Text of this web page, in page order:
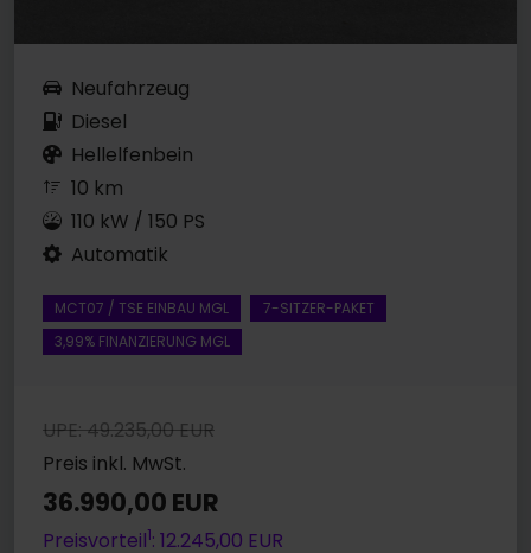
Neufahrzeug
Diesel
Hellelfenbein
10 km
110 kW / 150 PS
Automatik
MCT07 / TSE EINBAU MGL
7-SITZER-PAKET
3,99% FINANZIERUNG MGL
UPE: 49.235,00 EUR
Preis inkl. MwSt.
36.990,00 EUR
Preisvorteil1: 12.245,00 EUR